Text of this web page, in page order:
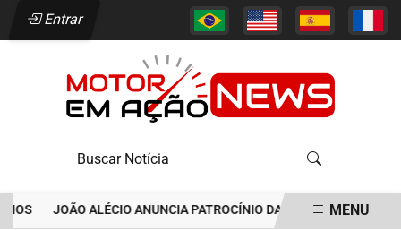
Entrar
JOÃO ALÉCIO ANUNCIA PATROCÍNIO DA MEGAPASS E VAI
MENU